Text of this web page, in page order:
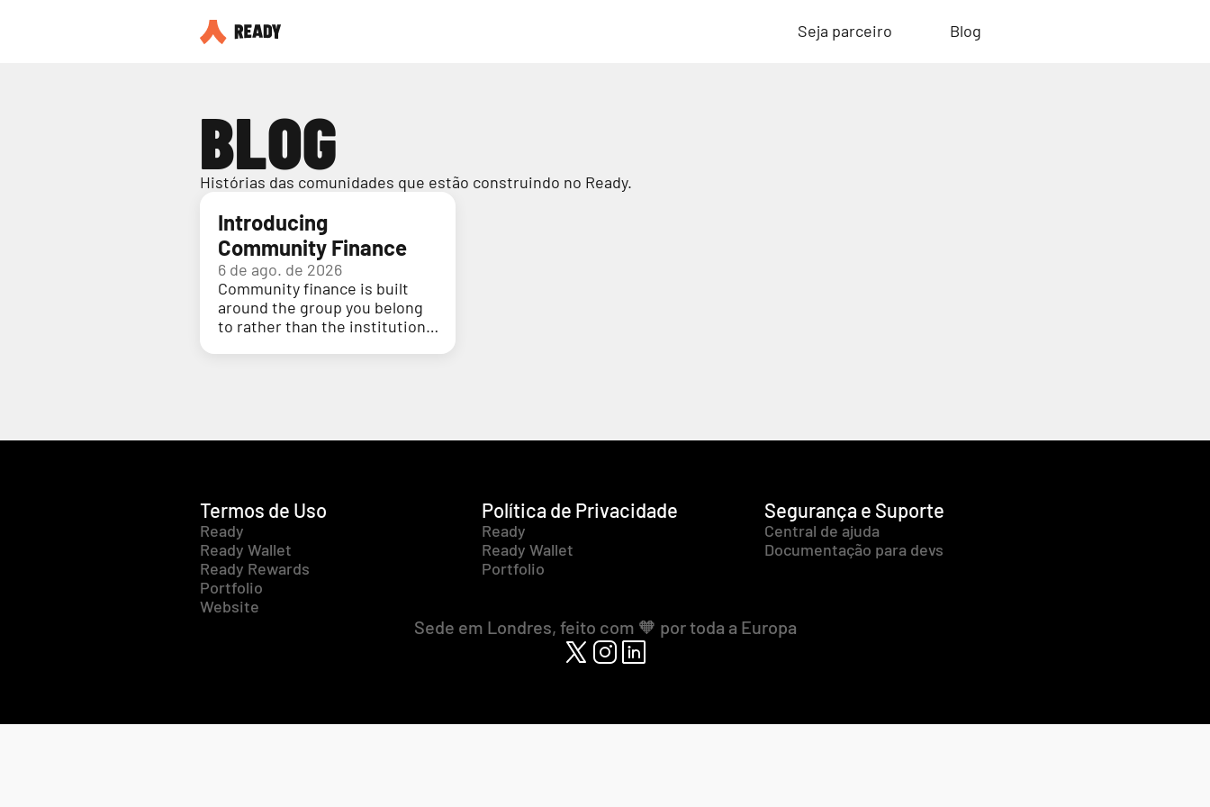
Seja parceiro Blog
BLOG
Histórias das comunidades que estão construindo no Ready.
Introducing
Community Finance
6 de ago. de 2026
Community finance is built
around the group you belong
to rather than the institution
Termos de Uso
Ready
Ready Wallet
Ready Rewards
Portfolio
Website
Política de Privacidade
Ready
Ready Wallet
Portfolio
Segurança e Suporte
Central de ajuda
Documentação para devs
Sede em Londres, feito com 🧡 por toda a Europa